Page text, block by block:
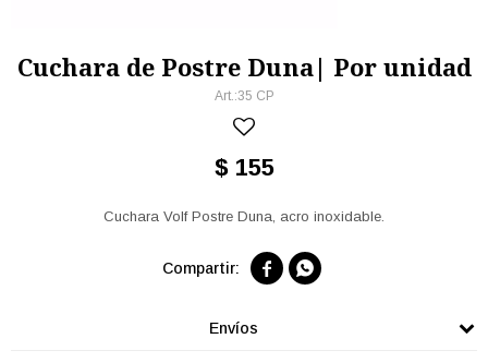
Cuchara de Postre Duna| Por unidad
35 CP
$ 155
Cuchara Volf Postre Duna, acro inoxidable.
 
Envíos